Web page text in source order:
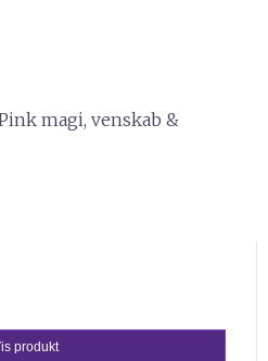
magi, venskab &
produkt